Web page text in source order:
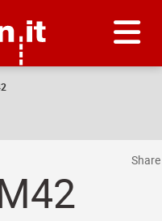
Share